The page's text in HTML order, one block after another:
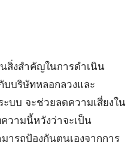
สิ่งสำคัญในการดำเนิน
บริษัทหลอกลวงและ
บบ จะช่วยลดความเสี่ยงใน
วามนี้หวังว่าจะเป็น
ารถป้องกันตนเองจากการ